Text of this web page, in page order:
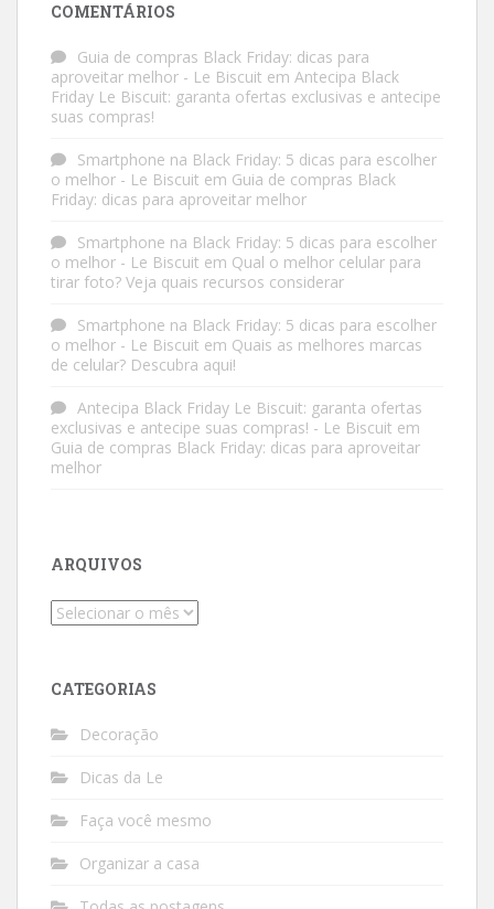
COMENTÁRIOS
Guia de compras Black Friday: dicas para
aproveitar melhor - Le Biscuit em Antecipa Black
Friday Le Biscuit: garanta ofertas exclusivas e antecipe
suas compras!
Smartphone na Black Friday: 5 dicas para escolher
o melhor - Le Biscuit em Guia de compras Black
Friday: dicas para aproveitar melhor
Smartphone na Black Friday: 5 dicas para escolher
o melhor - Le Biscuit em Qual o melhor celular para
tirar foto? Veja quais recursos considerar
Smartphone na Black Friday: 5 dicas para escolher
o melhor - Le Biscuit em Quais as melhores marcas
de celular? Descubra aqui!
Antecipa Black Friday Le Biscuit: garanta ofertas
exclusivas e antecipe suas compras! - Le Biscuit em
Guia de compras Black Friday: dicas para aproveitar
melhor
ARQUIVOS
Arquivos
CATEGORIAS
Decoração
Dicas da Le
Faça você mesmo
Organizar a casa